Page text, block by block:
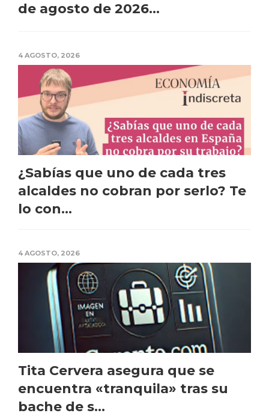
de agosto de 2026...
4 AGOSTO, 2026
¿Sabías que uno de cada tres
alcaldes no cobran por serlo? Te
lo con...
4 AGOSTO, 2026
Tita Cervera asegura que se
encuentra «tranquila» tras su
bache de s...